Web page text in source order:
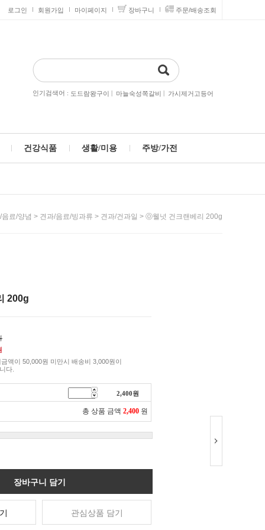
로그인 회원가입 마이페이지 장바구니 주문/배송조회
인기검색어 : 도드람왕구이 | 마늘숙성쪽갈비 | 가시제거고등어
건강식품 생활/미용 주방/가전
료/양념 > 견과/음료/빙과류 > 견과/건과일 > Ⓞ웰넛 건크랜베리 200g
200g
액이 50,000원 미만시 배송비 3,000원이
다.
2,400원
총 상품 금액 2,400 원
장바구니 담기
관심상품 담기